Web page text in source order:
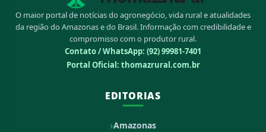
O maior portal de notícias do agronegócio, vida rural e atualidades
da região do Amazonas e do Brasil. Informação com credibilidade e
compromisso com o produtor rural.
Contato / WhatsApp: (92) 99981-7401
Portal Oficial: thomazrural.com.br
EDITORIAS
Amazonas